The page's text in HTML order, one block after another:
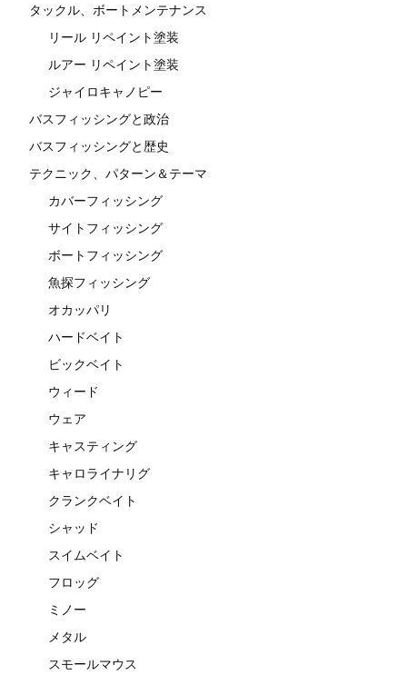
タックル、ボートメンテナンス
リール リペイント塗装
ルアー リペイント塗装
ジャイロキャノピー
バスフィッシングと政治
バスフィッシングと歴史
テクニック、パターン＆テーマ
カバーフィッシング
サイトフィッシング
ボートフィッシング
魚探フィッシング
オカッパリ
ハードベイト
ビックベイト
ウィード
ウェア
キャスティング
キャロライナリグ
クランクベイト
シャッド
スイムベイト
フロッグ
ミノー
メタル
スモールマウス